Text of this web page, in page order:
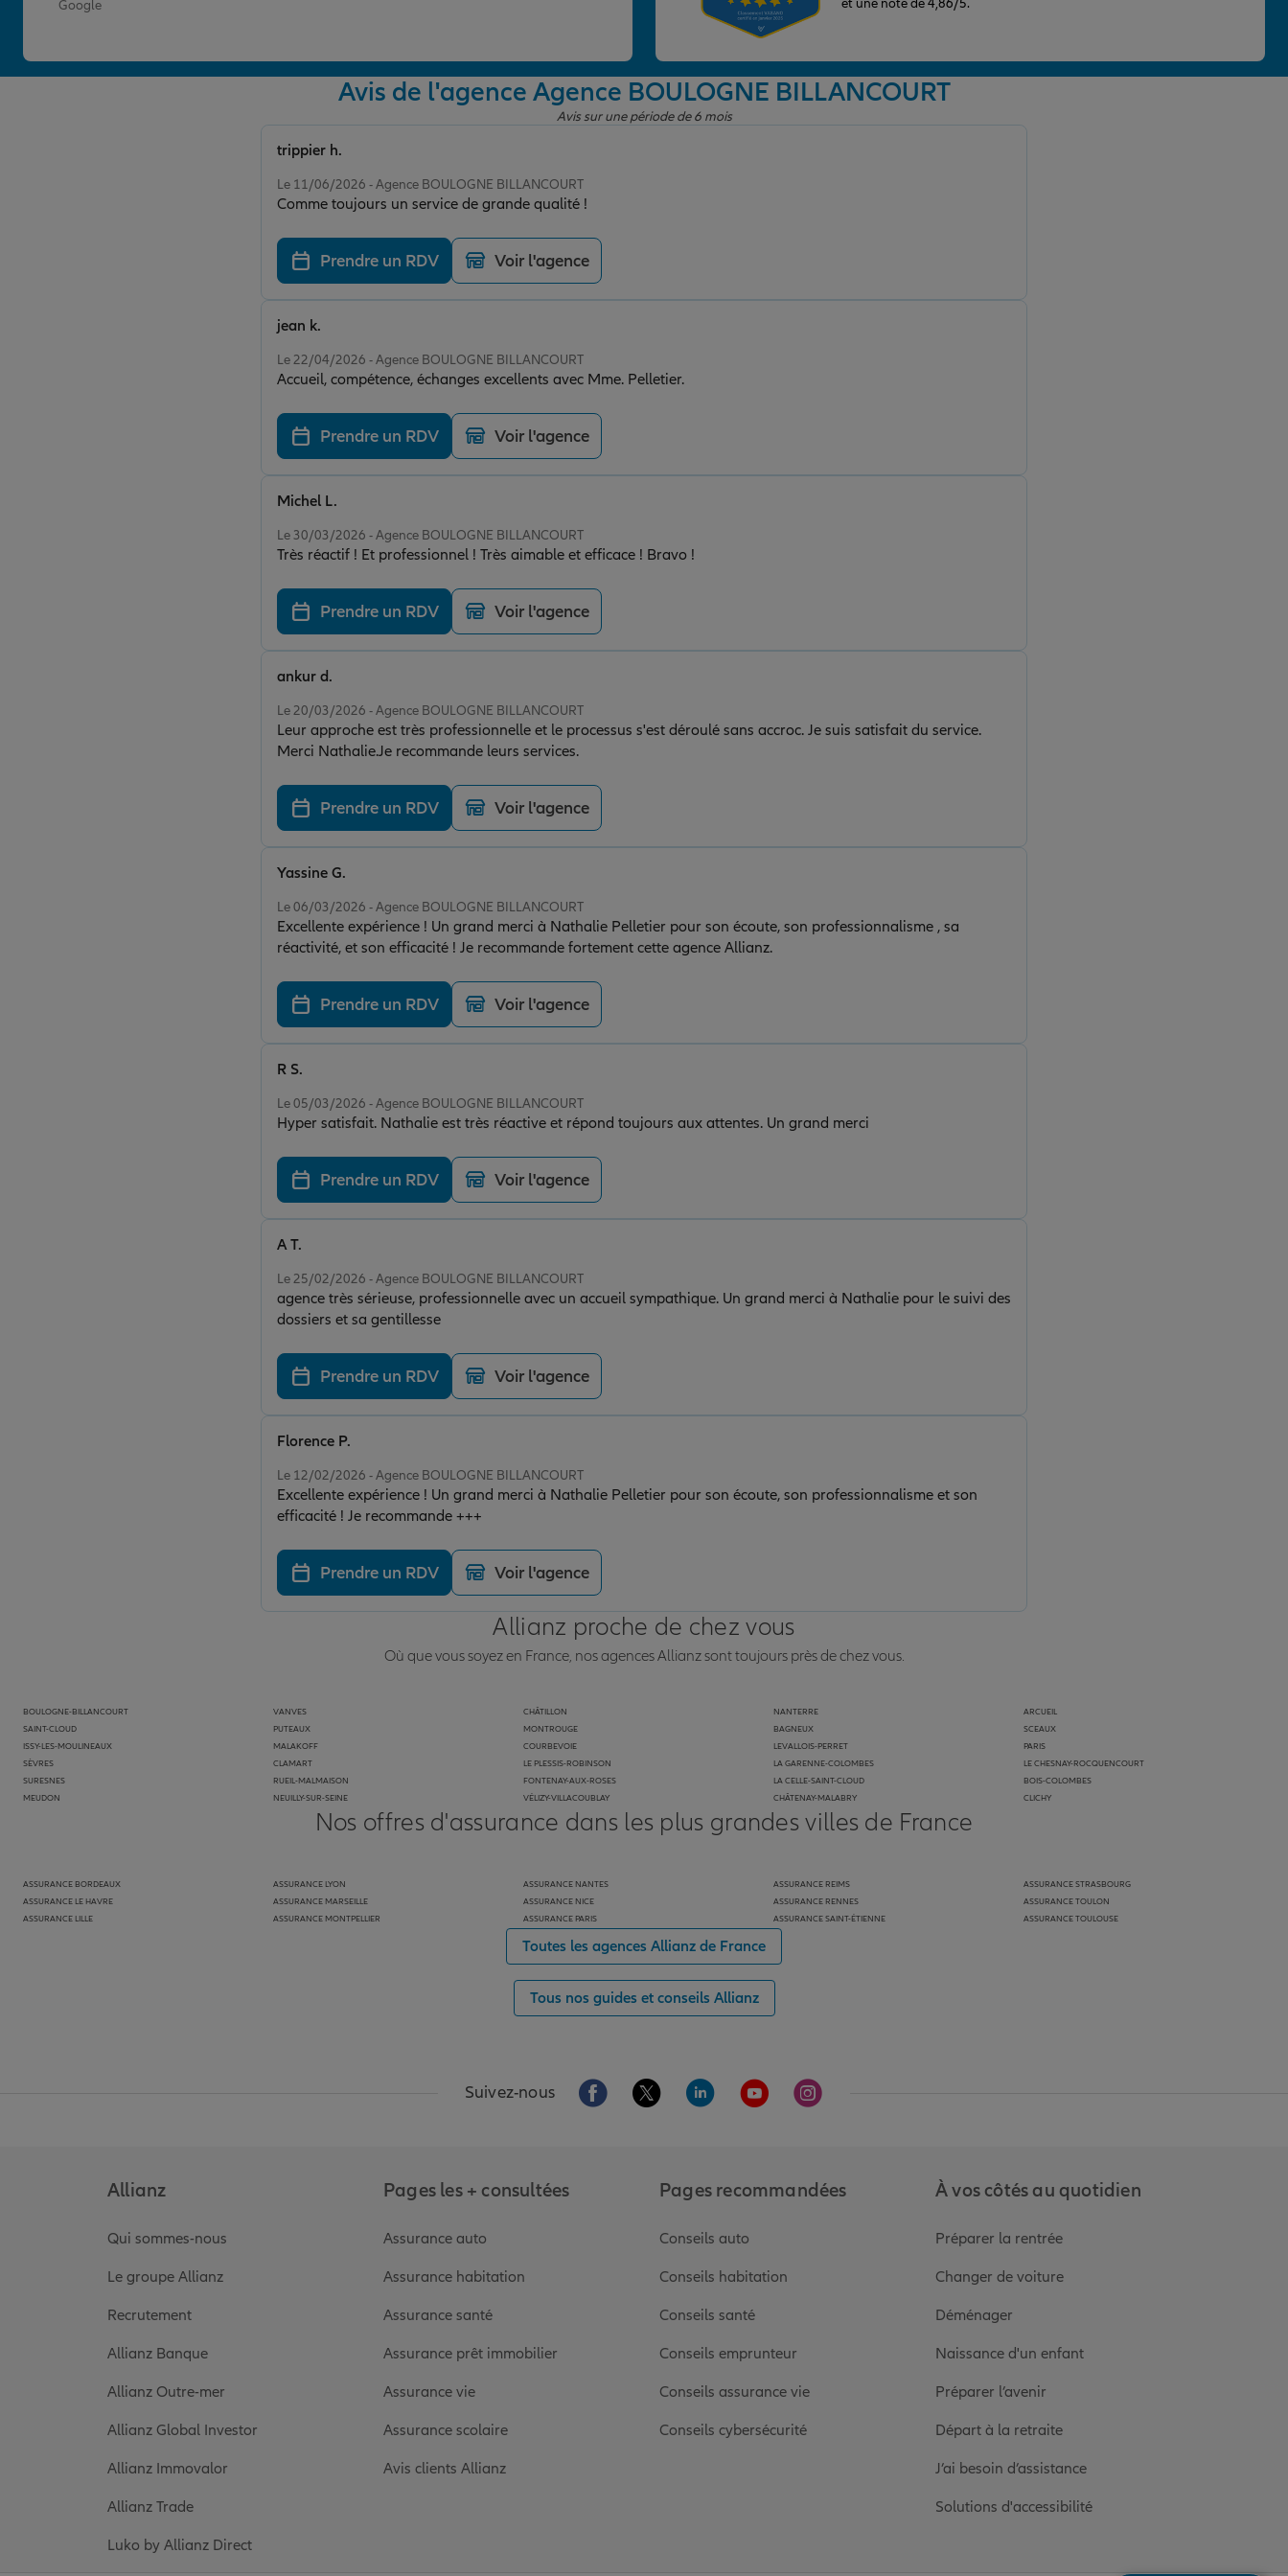
Google
Avis de l'agence Agence BOULOGNE BILLANCOURT
Avis sur une période de 6 mois
Le 11/06/2026 - Agence BOULOGNE BILLANCOURT
Comme toujours un service de grande qualité !
trippier h.
Prendre un RDV Voir l'agence
Le 22/04/2026 - Agence BOULOGNE BILLANCOURT
Accueil, compétence, échanges excellents avec Mme. Pelletier.
jean k.
Prendre un RDV Voir l'agence
Le 30/03/2026 - Agence BOULOGNE BILLANCOURT
Très réactif ! Et professionnel ! Très aimable et efficace ! Bravo !
Michel L.
Prendre un RDV Voir l'agence
Le 20/03/2026 - Agence BOULOGNE BILLANCOURT
Leur approche est très professionnelle et le processus s'est déroulé sans accroc. Je suis satisfait du service.
Merci Nathalie.Je recommande leurs services.
ankur d.
Prendre un RDV Voir l'agence
Le 06/03/2026 - Agence BOULOGNE BILLANCOURT
Excellente expérience ! Un grand merci à Nathalie Pelletier pour son écoute, son professionnalisme , sa
réactivité, et son efficacité ! Je recommande fortement cette agence Allianz.
Yassine G.
Prendre un RDV Voir l'agence
Le 05/03/2026 - Agence BOULOGNE BILLANCOURT
Hyper satisfait. Nathalie est très réactive et répond toujours aux attentes. Un grand merci
R S.
Prendre un RDV Voir l'agence
Le 25/02/2026 - Agence BOULOGNE BILLANCOURT
agence très sérieuse, professionnelle avec un accueil sympathique. Un grand merci à Nathalie pour le suivi des
dossiers et sa gentillesse
A T.
Prendre un RDV Voir l'agence
Le 12/02/2026 - Agence BOULOGNE BILLANCOURT
Excellente expérience ! Un grand merci à Nathalie Pelletier pour son écoute, son professionnalisme et son
efficacité ! Je recommande +++
Florence P.
Prendre un RDV Voir l'agence
Allianz proche de chez vous
Où que vous soyez en France, nos agences Allianz sont toujours près de chez vous.
BOULOGNE-BILLANCOURT
SAINT-CLOUD
ISSY-LES-MOULINEAUX
SÈVRES
SURESNES
MEUDON
VANVES
PUTEAUX
MALAKOFF
CLAMART
RUEIL-MALMAISON
NEUILLY-SUR-SEINE
CHÂTILLON
MONTROUGE
COURBEVOIE
LE PLESSIS-ROBINSON
FONTENAY-AUX-ROSES
VÉLIZY-VILLACOUBLAY
NANTERRE
BAGNEUX
LEVALLOIS-PERRET
LA GARENNE-COLOMBES
LA CELLE-SAINT-CLOUD
CHÂTENAY-MALABRY
ARCUEIL
SCEAUX
PARIS
LE CHESNAY-ROCQUENCOURT
BOIS-COLOMBES
CLICHY
Nos offres d'assurance dans les plus grandes villes de France
ASSURANCE BORDEAUX
ASSURANCE LE HAVRE
ASSURANCE LILLE
ASSURANCE LYON
ASSURANCE MARSEILLE
ASSURANCE MONTPELLIER
ASSURANCE NANTES
ASSURANCE NICE
ASSURANCE PARIS
ASSURANCE REIMS
ASSURANCE RENNES
ASSURANCE SAINT-ÉTIENNE
ASSURANCE STRASBOURG
ASSURANCE TOULON
ASSURANCE TOULOUSE
Toutes les agences Allianz de France
Tous nos guides et conseils Allianz
Suivez-nous Aller sur la page Facebook de Allianz
Aller sur la page Twitter de Allianz
Aller sur la page Linkedin de Allianz
Aller sur la page Youtube de Allianz
Aller sur la page Instagram de Allianz
Allianz
Qui sommes-nous
Le groupe Allianz
Recrutement
Allianz Banque
Allianz Outre-mer
Allianz Global Investor
Allianz Immovalor
Allianz Trade
Luko by Allianz Direct
Pages les + consultées
Assurance auto
Assurance habitation
Assurance santé
Assurance prêt immobilier
Assurance vie
Assurance scolaire
Avis clients Allianz
Pages recommandées
Conseils auto
Conseils habitation
Conseils santé
Conseils emprunteur
Conseils assurance vie
Conseils cybersécurité
À vos côtés au quotidien
Préparer la rentrée
Changer de voiture
Déménager
Naissance d'un enfant
Préparer l’avenir
Départ à la retraite
J’ai besoin d’assistance
Solutions d'accessibilité